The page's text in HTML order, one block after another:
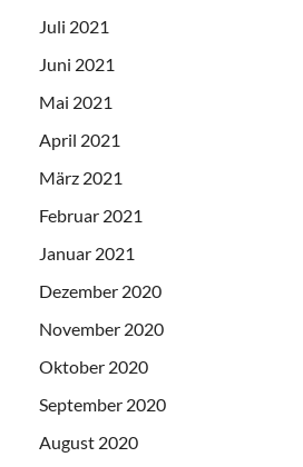
Juli 2021
Juni 2021
Mai 2021
April 2021
März 2021
Februar 2021
Januar 2021
Dezember 2020
November 2020
Oktober 2020
September 2020
August 2020